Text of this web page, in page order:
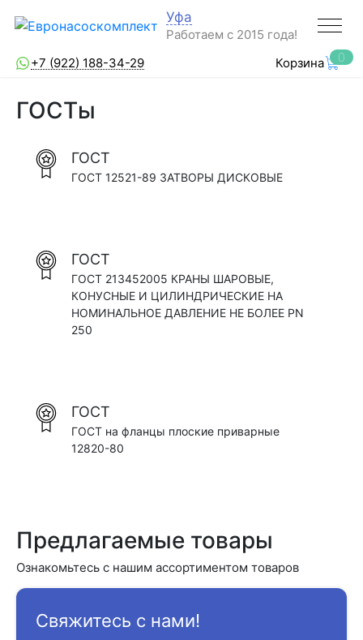
Уфа
Работаем с 2015 года!
+7 (922) 188-34-29
Корзина 0
ГОСТы
ГОСТ
ГОСТ 12521-89 ЗАТВОРЫ ДИСКОВЫЕ
ГОСТ
ГОСТ 213452005 КРАНЫ ШАРОВЫЕ,
КОНУСНЫЕ И ЦИЛИНДРИЧЕСКИЕ НА
НОМИНАЛЬНОЕ ДАВЛЕНИЕ НЕ БОЛЕЕ PN
250
ГОСТ
ГОСТ на фланцы плоские приварные
12820-80
Предлагаемые товары
Ознакомьтесь с нашим ассортиментом товаров
Свяжитесь с нами!